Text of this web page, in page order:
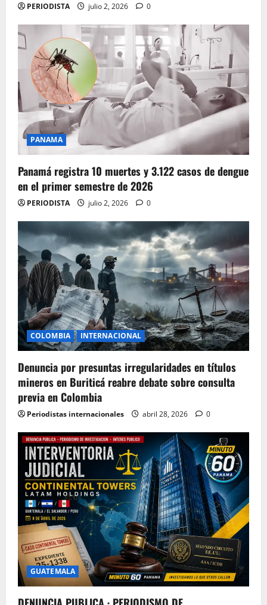
PERIODISTA julio 2, 2026 0
PANAMA
Panamá registra 10 muertes y 3.122 casos de dengue
en el primer semestre de 2026
PERIODISTA julio 2, 2026 0
COLOMBIA INTERNACIONAL
Denuncia por presuntas irregularidades en títulos
mineros en Buriticá reabre debate sobre consulta
previa en Colombia
Periodistas internacionales abril 28, 2026 0
GUATEMALA